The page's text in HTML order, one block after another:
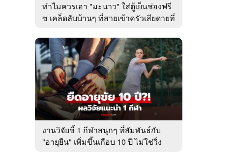
ทำไมควรเอา "มะนาว" ใส่ตู้เย็นช่องฟรี
ซ เคล็ดลับบ้านๆ ที่สายเข้าครัวเสียดายที่
งานวิจัยชี้ 1 กีฬาสนุกๆ ที่สัมพันธ์กับ
"อายุยืน" เพิ่มขึ้นเกือบ 10 ปี ไม่ใช่วิ่ง